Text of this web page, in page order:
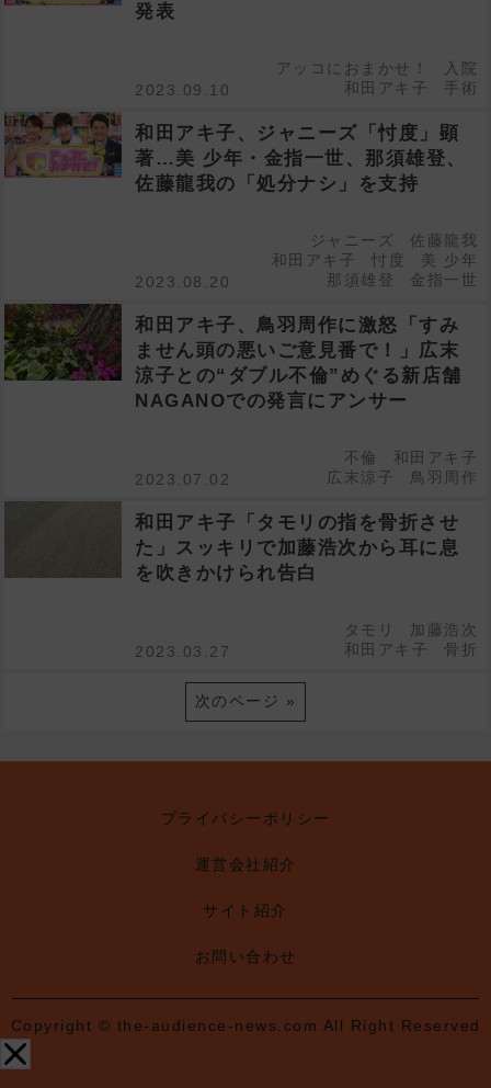
発表
2023.09.10
アッコにおまかせ！
入院
和田アキ子
手術
和田アキ子、ジャニーズ「忖度」顕
著…美 少年・金指一世、那須雄登、
佐藤龍我の「処分ナシ」を支持
2023.08.20
ジャニーズ
佐藤龍我
和田アキ子
忖度
美 少年
那須雄登
金指一世
和田アキ子、鳥羽周作に激怒「すみ
ません頭の悪いご意見番で！」広末
涼子との“ダブル不倫”めぐる新店舗
NAGANOでの発言にアンサー
2023.07.02
不倫
和田アキ子
広末涼子
鳥羽周作
和田アキ子「タモリの指を骨折させ
た」スッキリで加藤浩次から耳に息
を吹きかけられ告白
2023.03.27
タモリ
加藤浩次
和田アキ子
骨折
次のページ »
プライバシーポリシー
運営会社紹介
サイト紹介
お問い合わせ
Copyright © the-audience-news.com All Right Reserved